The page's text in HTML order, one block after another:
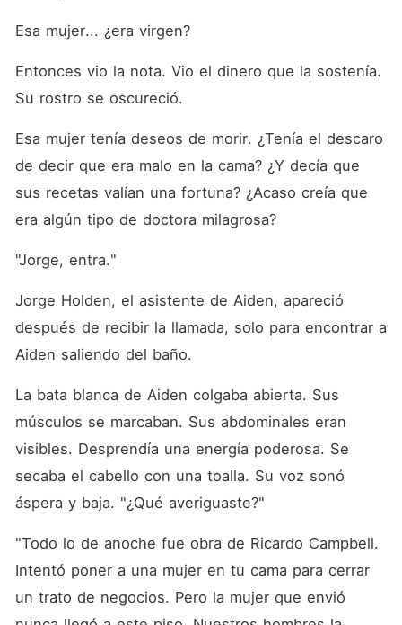
Esa mujer... ¿era virgen?
Entonces vio la nota. Vio el dinero que la sostenía.
Su rostro se oscureció.
Esa mujer tenía deseos de morir. ¿Tenía el descaro
de decir que era malo en la cama? ¿Y decía que
sus recetas valían una fortuna? ¿Acaso creía que
era algún tipo de doctora milagrosa?
"Jorge, entra."
Jorge Holden, el asistente de Aiden, apareció
después de recibir la llamada, solo para encontrar a
Aiden saliendo del baño.
La bata blanca de Aiden colgaba abierta. Sus
músculos se marcaban. Sus abdominales eran
visibles. Desprendía una energía poderosa. Se
secaba el cabello con una toalla. Su voz sonó
áspera y baja. "¿Qué averiguaste?"
"Todo lo de anoche fue obra de Ricardo Campbell.
Intentó poner a una mujer en tu cama para cerrar
un trato de negocios. Pero la mujer que envió